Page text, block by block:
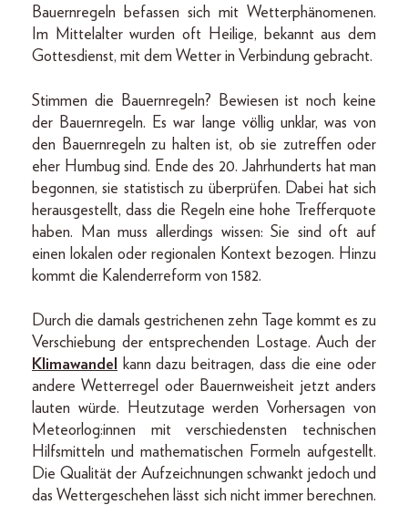
Bauernregeln befassen sich mit Wetterphänomenen.
Im Mittelalter wurden oft Heilige, bekannt aus dem
Gottesdienst, mit dem Wetter in Verbindung gebracht.
Stimmen die Bauernregeln? Bewiesen ist noch keine
der Bauernregeln. Es war lange völlig unklar, was von
den Bauernregeln zu halten ist, ob sie zutreffen oder
eher Humbug sind. Ende des 20. Jahrhunderts hat man
begonnen, sie statistisch zu überprüfen. Dabei hat sich
herausgestellt, dass die Regeln eine hohe Trefferquote
haben. Man muss allerdings wissen: Sie sind oft auf
einen lokalen oder regionalen Kontext bezogen. Hinzu
kommt die Kalenderreform von 1582.
Durch die damals gestrichenen zehn Tage kommt es zu
Verschiebung der entsprechenden Lostage. Auch der
Klimawandel
kann dazu beitragen, dass die eine oder
andere Wetterregel oder Bauernweisheit jetzt anders
lauten würde. Heutzutage werden Vorhersagen von
Meteorlog:innen mit verschiedensten technischen
Hilfsmitteln und mathematischen Formeln aufgestellt.
Die Qualität der Aufzeichnungen schwankt jedoch und
das Wettergeschehen lässt sich nicht immer berechnen.